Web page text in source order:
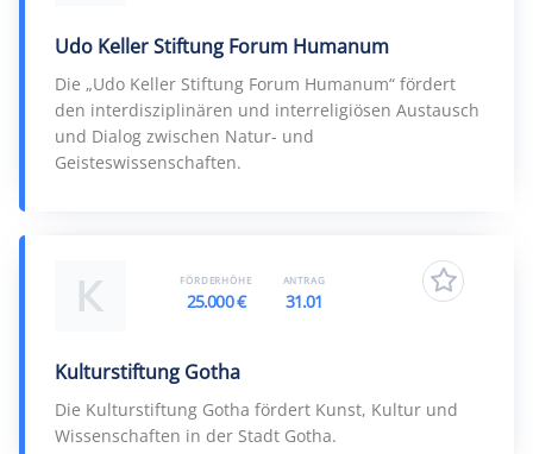
Udo Keller Stiftung Forum Humanum
Die „Udo Keller Stiftung Forum Humanum“ fördert
den interdisziplinären und interreligiösen Austausch
und Dialog zwischen Natur- und
Geisteswissenschaften.
K
Kulturstiftung Gotha
Die Kulturstiftung Gotha fördert Kunst, Kultur und
Wissenschaften in der Stadt Gotha.
FÖRDERHÖHE
25.000 €
ANTRAG
31.01